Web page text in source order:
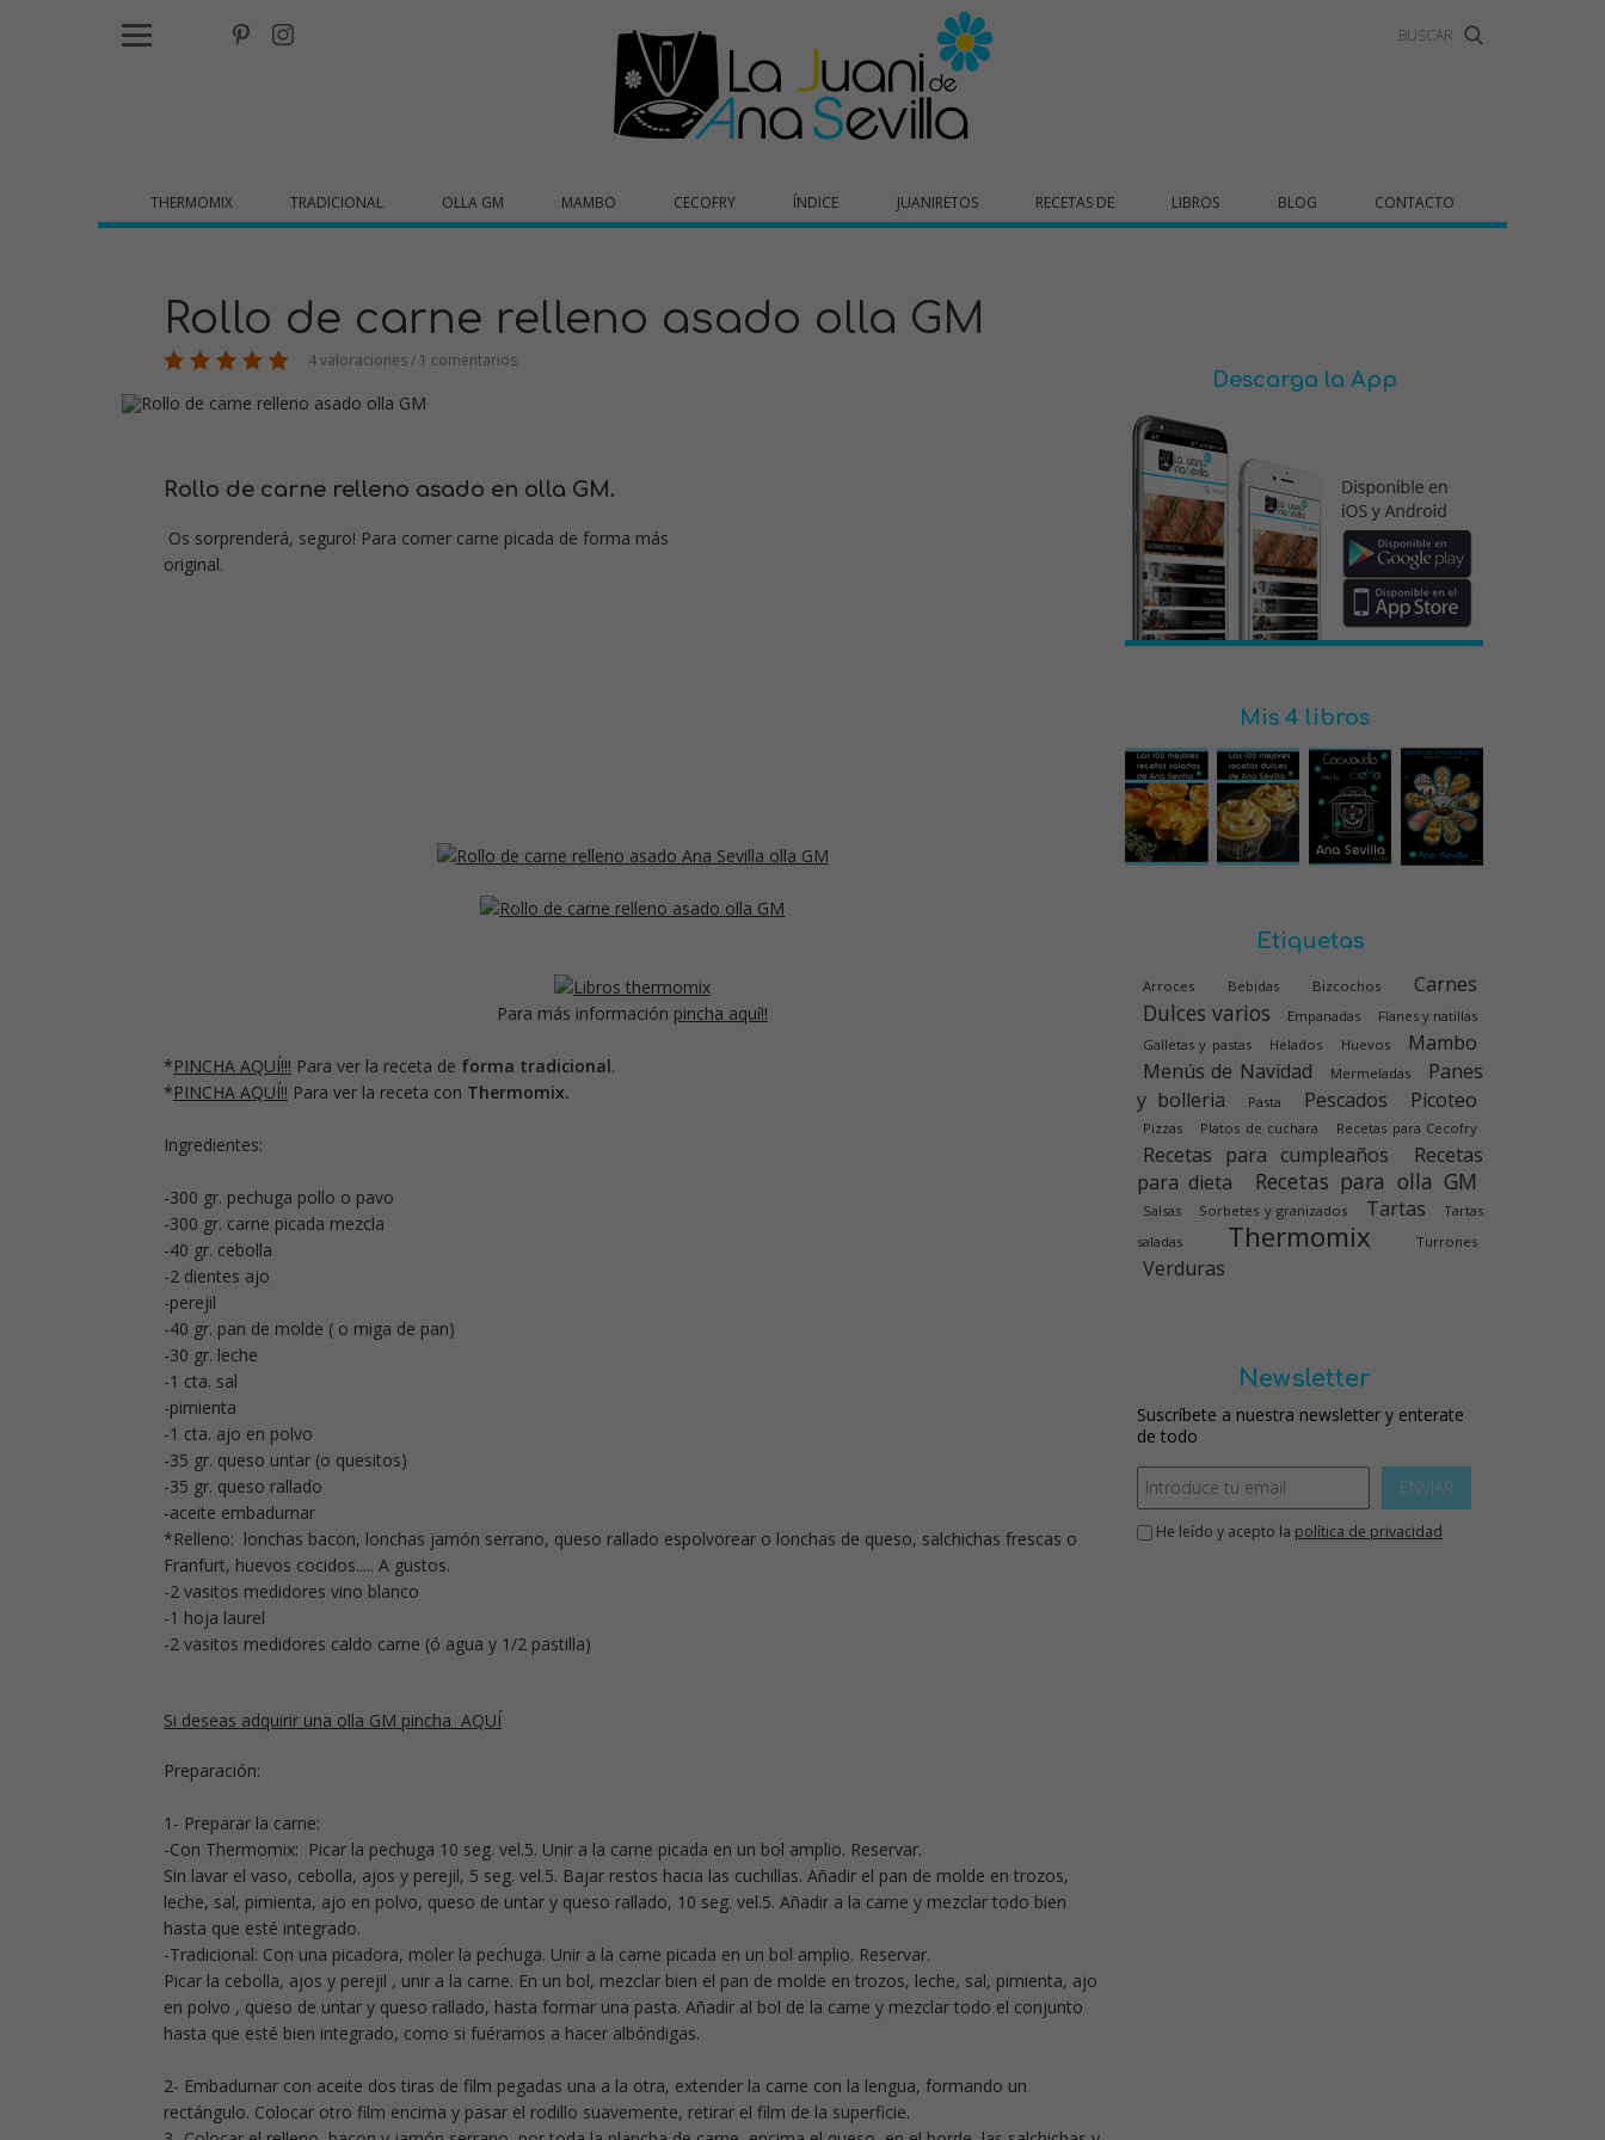
THERMOMIX TRADICIONAL OLLA GM MAMBO CECOFRY ÍNDICE JUANIRETOS RECETAS DE LIBROS BLOG CONTACTO
Rollo de carne relleno asado olla GM
4 valoraciones / 1 comentarios
Rollo de carne relleno asado en olla GM .
Os sorprenderá, seguro! Para comer carne picada de forma más
original.
Para más información pincha aquí!!
*PINCHA AQUÍ!!! Para ver la receta de forma tradicional.
*PINCHA AQUÍ!! Para ver la receta con Thermomix.
Ingredientes:
-300 gr. pechuga pollo o pavo
-300 gr. carne picada mezcla
-40 gr. cebolla
-2 dientes ajo
-perejil
-40 gr. pan de molde ( o miga de pan)
-30 gr. leche
-1 cta. sal
-pimienta
-1 cta. ajo en polvo
-35 gr. queso untar (o quesitos)
-35 gr. queso rallado
-aceite embadurnar
*Relleno: lonchas bacon, lonchas jamón serrano, queso rallado espolvorear o lonchas de queso, salchichas frescas o
Franfurt, huevos cocidos..... A gustos.
-2 vasitos medidores vino blanco
-1 hoja laurel
-2 vasitos medidores caldo carne (ó agua y 1/2 pastilla)
Si deseas adquirir una olla GM pincha AQUÍ
Preparación:
1- Preparar la carne:
-Con Thermomix: Picar la pechuga 10 seg. vel.5. Unir a la carne picada en un bol amplio. Reservar.
Sin lavar el vaso, cebolla, ajos y perejil, 5 seg. vel.5. Bajar restos hacia las cuchillas. Añadir el pan de molde en trozos,
leche, sal, pimienta, ajo en polvo, queso de untar y queso rallado, 10 seg. vel.5. Añadir a la carne y mezclar todo bien
hasta que esté integrado.
-Tradicional: Con una picadora, moler la pechuga. Unir a la carne picada en un bol amplio. Reservar.
Picar la cebolla, ajos y perejil , unir a la carne. En un bol, mezclar bien el pan de molde en trozos, leche, sal, pimienta, ajo
en polvo , queso de untar y queso rallado, hasta formar una pasta. Añadir al bol de la carne y mezclar todo el conjunto
hasta que esté bien integrado, como si fuéramos a hacer albóndigas.
2- Embadurnar con aceite dos tiras de film pegadas una a la otra, extender la carne con la lengua, formando un
rectángulo. Colocar otro film encima y pasar el rodillo suavemente, retirar el film de la superficie.
Descarga la App
Mis 4 libros
Etiquetas
Arroces Bebidas Bizcochos Carnes
Dulces varios Empanadas
Flanes y natillas
Galletas y pastas
Helados Huevos
Mambo
Menús de Navidad
Mermeladas
Panes
y bolleria
Pasta Pescados Picoteo
Pizzas Platos de cuchara Recetas para Cecofry
Recetas para cumpleaños
Recetas
para dieta
Recetas para olla GM
Salsas Sorbetes y granizados Tartas
Tartas
saladas
Thermomix Turrones
Verduras
Newsletter
Suscríbete a nuestra newsletter y enterate
de todo
ENVIAR
He leído y acepto la política de privacidad